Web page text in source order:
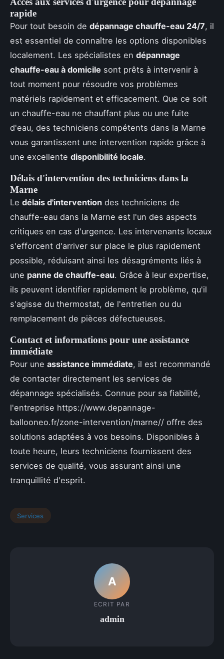
rapide
Pour tout besoin de dépannage chauffe-eau 24/7, il
est essentiel de connaître les options disponibles
localement. Les spécialistes en dépannage
chauffe-eau à domicile sont prêts à intervenir à
tout moment pour résoudre vos problèmes
matériels rapidement et efficacement. Que ce soit
un chauffe-eau ne chauffant plus ou une fuite
d'eau, des techniciens compétents dans la Marne
vous garantissent une intervention rapide grâce à
une excellente disponibilité locale.
Délais d'intervention des techniciens dans la
Marne
Le délais d'intervention des techniciens de
chauffe-eau dans la Marne est l'un des aspects
critiques en cas d'urgence. Les intervenants locaux
s'efforcent d'arriver sur place le plus rapidement
possible, réduisant ainsi les désagréments liés à
une panne de chauffe-eau. Grâce à leur expertise,
ils peuvent identifier rapidement le problème, qu'il
s'agisse du thermostat, de l'entretien ou du
remplacement de pièces défectueuses.
Contact et informations pour une assistance
immédiate
Pour une assistance immédiate, il est recommandé
de contacter directement les services de
dépannage spécialisés. Connue pour sa fiabilité,
l'entreprise https://www.depannage-
ballooneo.fr/zone-intervention/marne// offre des
solutions adaptées à vos besoins. Disponibles à
toute heure, leurs techniciens fournissent des
services de qualité, vous assurant ainsi une
tranquillité d'esprit.
Services
A
ECRIT PAR
admin